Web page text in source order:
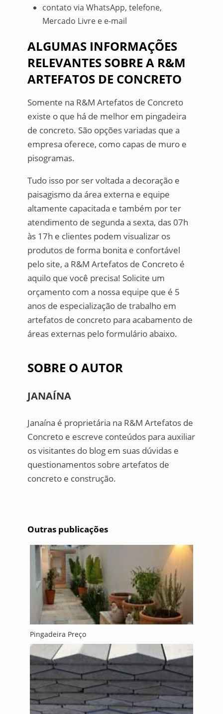
contato via WhatsApp, telefone,
Mercado Livre e e-mail
ALGUMAS INFORMAÇÕES
RELEVANTES SOBRE A R&M
ARTEFATOS DE CONCRETO
Somente na R&M Artefatos de Concreto
existe o que há de melhor em pingadeira
de concreto. São opções variadas que a
empresa oferece, como capas de muro e
pisogramas.
Tudo isso por ser voltada a decoração e
paisagismo da área externa e equipe
altamente capacitada e também por ter
atendimento de segunda a sexta, das 07h
às 17h e clientes podem visualizar os
produtos de forma bonita e confortável
pelo site, a R&M Artefatos de Concreto é
aquilo que você precisa! Solicite um
orçamento com a nossa equipe que é 5
anos de especialização de trabalho em
artefatos de concreto para acabamento de
áreas externas pelo formulário abaixo.
SOBRE O AUTOR
JANAÍNA
Janaína é proprietária na R&M Artefatos de
Concreto e escreve conteúdos para auxiliar
os visitantes do blog em suas dúvidas e
questionamentos sobre artefatos de
concreto e construção.
Outras publicações
Pingadeira Preço